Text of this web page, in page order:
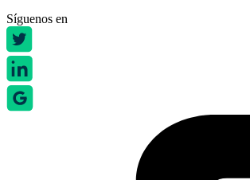
Síguenos en